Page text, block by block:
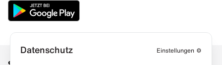
Datenschutz Einstellungen ⚙️